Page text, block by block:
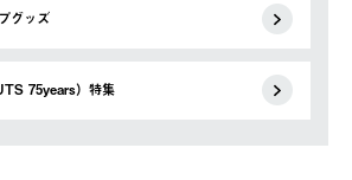
グッズ
75years）特集